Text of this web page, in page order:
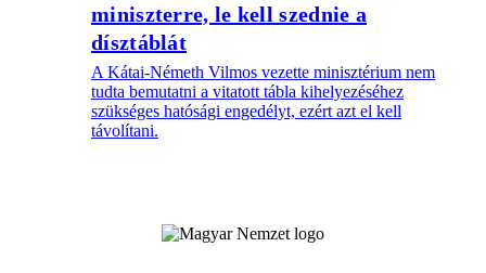
miniszterre, le kell szednie a
dísztáblát
A Kátai-Németh Vilmos vezette minisztérium nem
tudta bemutatni a vitatott tábla kihelyezéséhez
szükséges hatósági engedélyt, ezért azt el kell
távolítani.